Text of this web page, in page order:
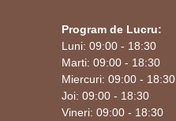
Program de Lucru:
Luni: 09:00 - 18:30
Marti: 09:00 - 18:30
Miercuri: 09:00 - 18:30
Joi: 09:00 - 18:30
Vineri: 09:00 - 18:30